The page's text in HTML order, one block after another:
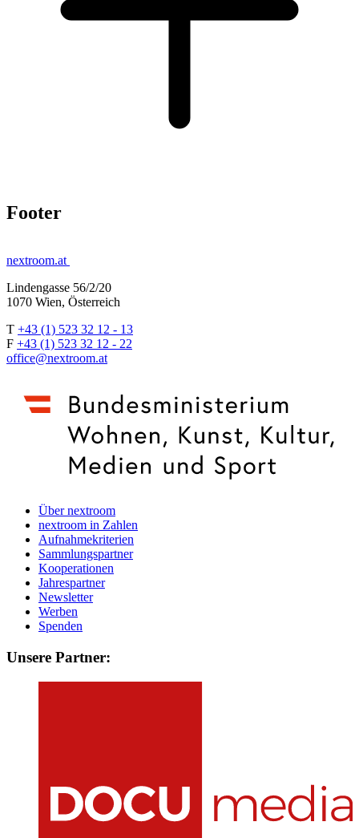
Footer
nextroom.at
Lindengasse 56/2/20
1070 Wien, Österreich
T +43 (1) 523 32 12 - 13
F +43 (1) 523 32 12 - 22
office@nextroom.at
Über nextroom
nextroom in Zahlen
Aufnahmekriterien
Sammlungspartner
Kooperationen
Jahrespartner
Newsletter
Werben
Spenden
Unsere Partner: